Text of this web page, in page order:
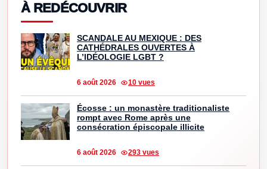
À REDÉCOUVRIR
SCANDALE AU MEXIQUE : DES
CATHÉDRALES OUVERTES À
L’IDÉOLOGIE LGBT ?
6 août 2026 10 vues
Écosse : un monastère traditionaliste
rompt avec Rome après une
consécration épiscopale illicite
6 août 2026 293 vues